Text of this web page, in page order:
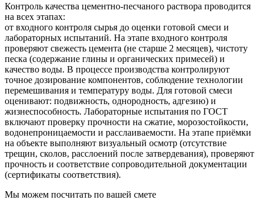
Контроль качества цементно‑песчаного раствора проводится
на всех этапах:
от входного контроля сырья до оценки готовой смеси и
лабораторных испытаний. На этапе входного контроля
проверяют свежесть цемента (не старше 2 месяцев), чистоту
песка (содержание глины и органических примесей) и
качество воды. В процессе производства контролируют
точное дозирование компонентов, соблюдение технологии
перемешивания и температуру воды. Для готовой смеси
оценивают: подвижность, однородность, адгезию) и
жизнеспособность. Лабораторные испытания по ГОСТ
включают проверку прочности на сжатие, морозостойкости,
водонепроницаемости и расслаиваемости. На этапе приёмки
на объекте выполняют визуальный осмотр (отсутствие
трещин, сколов, расслоений после затвердевания), проверяют
прочность и соответствие сопроводительной документации
(сертификаты соответствия).
Мы можем посчитать по вашей смете